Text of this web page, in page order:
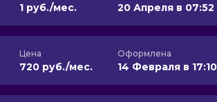
1 руб./мес. 20 Апреля в 07:52
Цена
720 руб./мес.
Оформлена
14 Февраля в 17:10